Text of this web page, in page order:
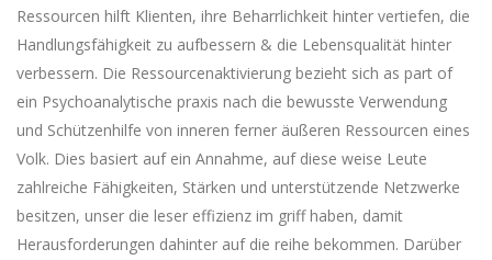
Ressourcen hilft Klienten, ihre Beharrlichkeit hinter vertiefen, die
Handlungsfähigkeit zu aufbessern & die Lebensqualität hinter
verbessern. Die Ressourcenaktivierung bezieht sich as part of
ein Psychoanalytische praxis nach die bewusste Verwendung
und Schützenhilfe von inneren ferner äußeren Ressourcen eines
Volk. Dies basiert auf ein Annahme, auf diese weise Leute
zahlreiche Fähigkeiten, Stärken und unterstützende Netzwerke
besitzen, unser die leser effizienz im griff haben, damit
Herausforderungen dahinter auf die reihe bekommen. Darüber